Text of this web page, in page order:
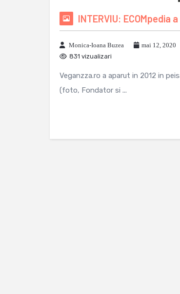
INTERVIU:
Monica-Ioana Buzea mai 12, 2020
831 vizualizari
Veganzza.ro a aparut in 2012 in
(foto, Fondator si ...